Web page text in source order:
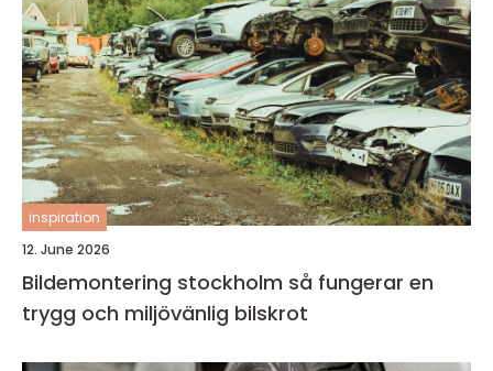
inspiration
12. June 2026
Bildemontering stockholm så fungerar en
trygg och miljövänlig bilskrot